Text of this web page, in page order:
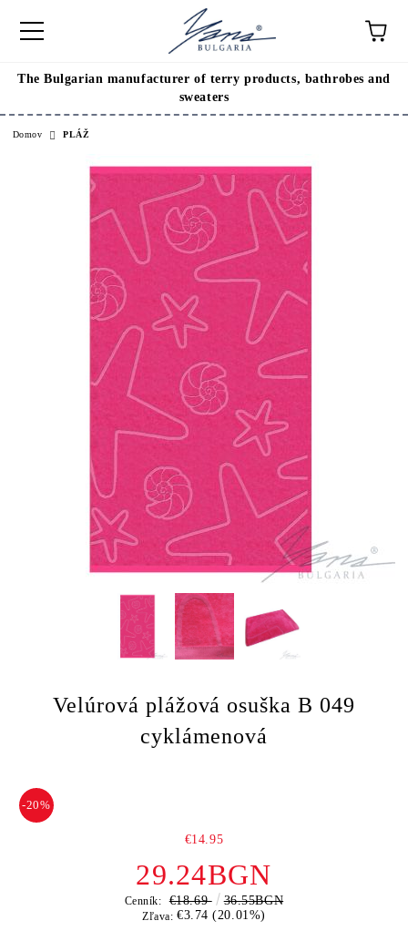
The Bulgarian manufacturer of terry products, bathrobes and
sweaters
Domov PLÁŽ
Velúrová plážová osuška B 049
cyklámenová
-20%
€14.95
29.24BGN
Cenník: €18.69 36.55BGN
Zľava: €3.74 (20.01%)